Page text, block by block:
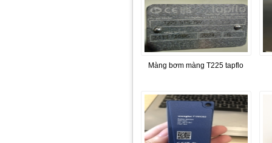
Màng bơm màng T225 tapflo